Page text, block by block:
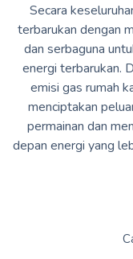
Secara
terbarukan dengan
dan serbaguna
energi terbarukan.
emisi gas rumah
menciptakan
permainan dan
depan energi yang